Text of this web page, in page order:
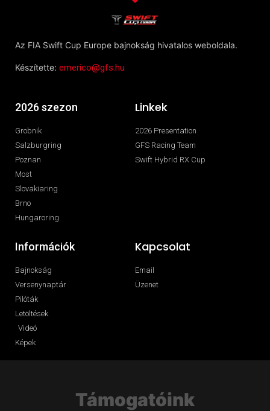
Az FIA Swift Cup Europe bajnokság hivatalos weboldala.
Készítette: emerico@gfs.hu
2026 szezon
Grobnik
Salzburgring
Poznan
Most
Slovakiaring
Brno
Hungaroring
Linkek
2026 Presentation
GFS Racing Team
Swift Hybrid RX Cup
Információk
Bajnokság
Versenynaptár
Pilóták
Letöltések
Videó
Képek
Kapcsolat
Email
Üzenet
Támogatóink